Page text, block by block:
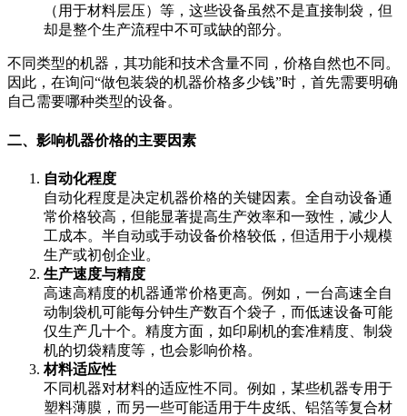
（用于材料层压）等，这些设备虽然不是直接制袋，但
却是整个生产流程中不可或缺的部分。
不同类型的机器，其功能和技术含量不同，价格自然也不同。
因此，在询问“做包装袋的机器价格多少钱”时，首先需要明确
自己需要哪种类型的设备。
二、影响机器价格的主要因素
自动化程度
自动化程度是决定机器价格的关键因素。全自动设备通
常价格较高，但能显著提高生产效率和一致性，减少人
工成本。半自动或手动设备价格较低，但适用于小规模
生产或初创企业。
生产速度与精度
高速高精度的机器通常价格更高。例如，一台高速全自
动制袋机可能每分钟生产数百个袋子，而低速设备可能
仅生产几十个。精度方面，如印刷机的套准精度、制袋
机的切袋精度等，也会影响价格。
材料适应性
不同机器对材料的适应性不同。例如，某些机器专用于
塑料薄膜，而另一些可能适用于牛皮纸、铝箔等复合材